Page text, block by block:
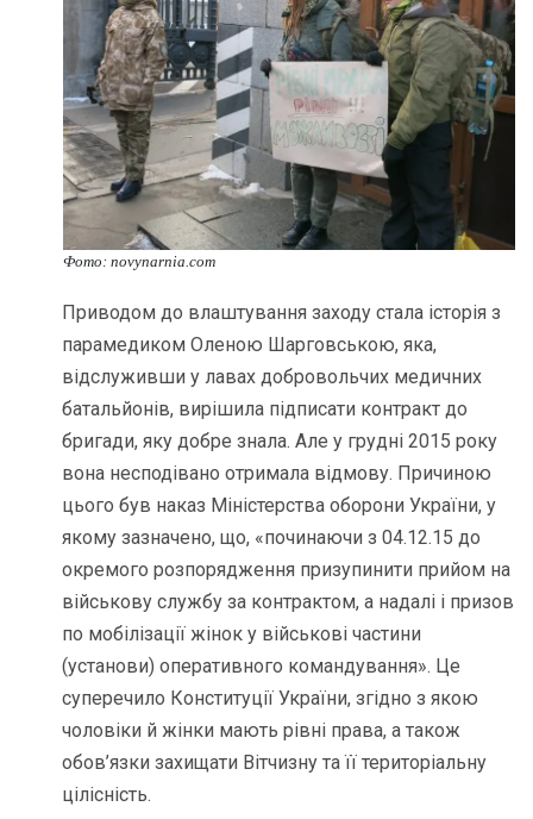
Фото: novynarnia.com
Приводом до влаштування заходу стала історія з
парамедиком Оленою Шарговською, яка,
відслуживши у лавах добровольчих медичних
батальйонів, вирішила підписати контракт до
бригади, яку добре знала. Але у грудні 2015 року
вона несподівано отримала відмову. Причиною
цього був наказ Міністерства оборони України, у
якому зазначено, що, «починаючи з 04.12.15 до
окремого розпорядження призупинити прийом на
військову службу за контрактом, а надалі і призов
по мобілізації жінок у військові частини
(установи) оперативного командування». Це
суперечило Конституції України, згідно з якою
чоловіки й жінки мають рівні права, а також
обов’язки захищати Вітчизну та її територіальну
цілісність.